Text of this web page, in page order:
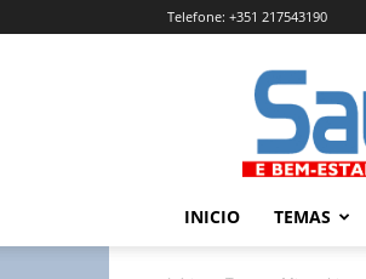
Telefone: +351 217543190
INICIO TEMAS